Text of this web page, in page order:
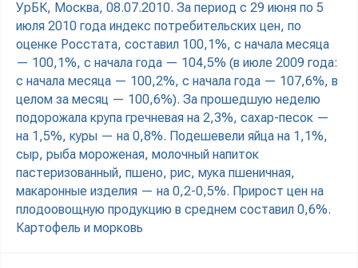
УрБК, Москва, 08.07.2010. За период с 29 июня по 5
июля 2010 года индекс потребительских цен, по
оценке Росстата, составил 100,1%, с начала месяца
— 100,1%, с начала года — 104,5% (в июле 2009 года:
с начала месяца — 100,2%, с начала года — 107,6%, в
целом за месяц — 100,6%). За прошедшую неделю
подорожала крупа гречневая на 2,3%, сахар-песок —
на 1,5%, куры — на 0,8%. Подешевели яйца на 1,1%,
сыр, рыба мороженая, молочный напиток
пастеризованный, пшено, рис, мука пшеничная,
макаронные изделия — на 0,2-0,5%. Прирост цен на
плодоовощную продукцию в среднем составил 0,6%.
Картофель и морковь